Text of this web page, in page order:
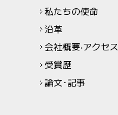
私たちの使命
沿革
会社概要‧アクセス
受賞歴
論文･記事